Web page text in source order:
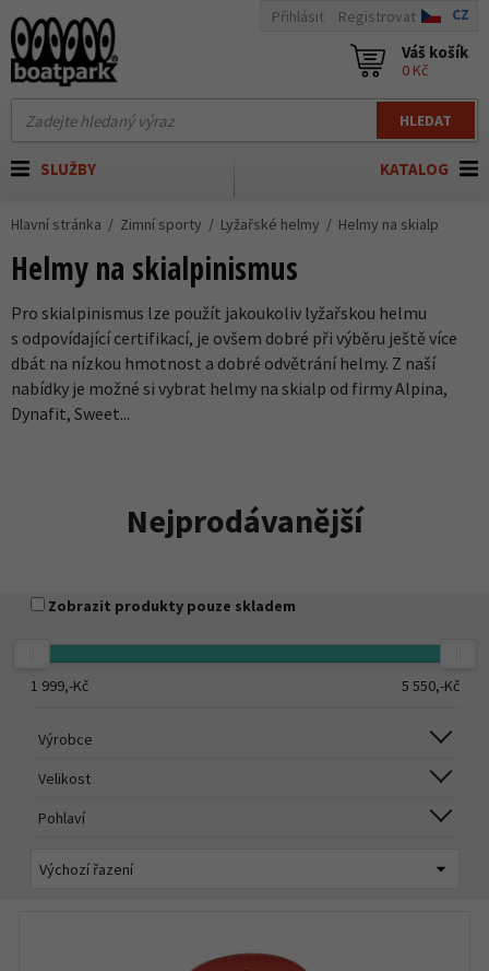
HLEDAT
Přihlásit Registrovat CZ
Váš košík
0 Kč
KATALOG
SLUŽBY
Hlavní stránka Zimní sporty Lyžařské helmy Helmy na skialp
Helmy na skialpinismus
Pro skialpinismus lze použít jakoukoliv lyžařskou helmu
s odpovídající certifikací, je ovšem dobré při výběru ještě více
dbát na nízkou hmotnost a dobré odvětrání helmy. Z naší
nabídky je možné si vybrat helmy na skialp od firmy Alpina,
Dynafit, Sweet...
Nejprodávanější
Zobrazit produkty pouze skladem
1 999,-Kč 5 550,-Kč
Výrobce
Velikost
Pohlaví